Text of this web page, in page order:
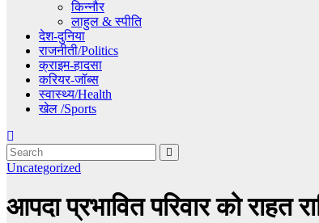
किन्नौर
लाहुल & स्पीति
देश-दुनिया
राजनीती/Politics
क्राइम-हादसा
करियर-जॉब्स
स्वास्थ्य/Health
खेल /Sports
Uncategorized
आपदा प्रभावित परिवार को राहत